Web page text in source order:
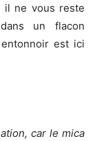
il ne vous reste
un flacon
est ici
car le mica